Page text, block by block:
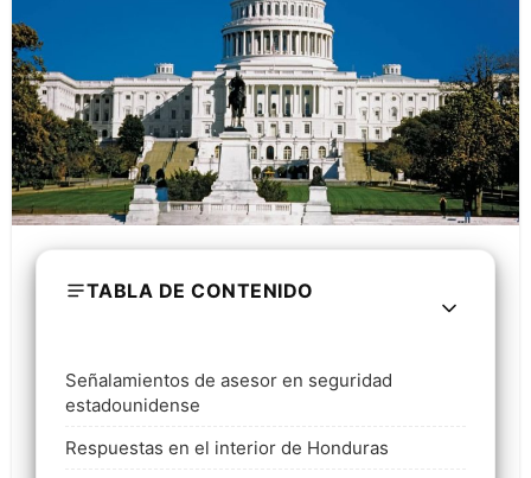
TABLA DE CONTENIDO
Señalamientos de asesor en seguridad
estadounidense
Respuestas en el interior de Honduras